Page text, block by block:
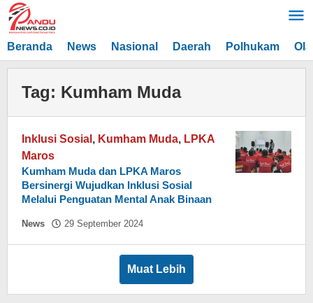
Lewati
ke
konten
Beranda News Nasional Daerah Polhukam
Tag: Kumham Muda
Inklusi Sosial , Kumham Muda, LPKA
Maros
Kumham Muda dan LPKA Maros
Bersinergi Wujudkan Inklusi Sosial
Melalui Penguatan Mental Anak Binaan
News 29 September 2024
Muat Lebih